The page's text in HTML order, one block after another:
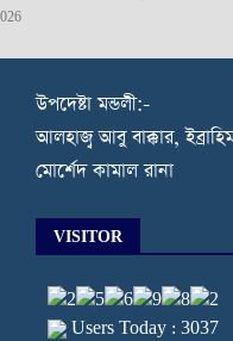
উপদেষ্টা মন্ডলী:-
আলহাজ্ব আবু বাক্কার,
মোর্শেদ কামাল রানা
VISITOR
Users Today : 3037